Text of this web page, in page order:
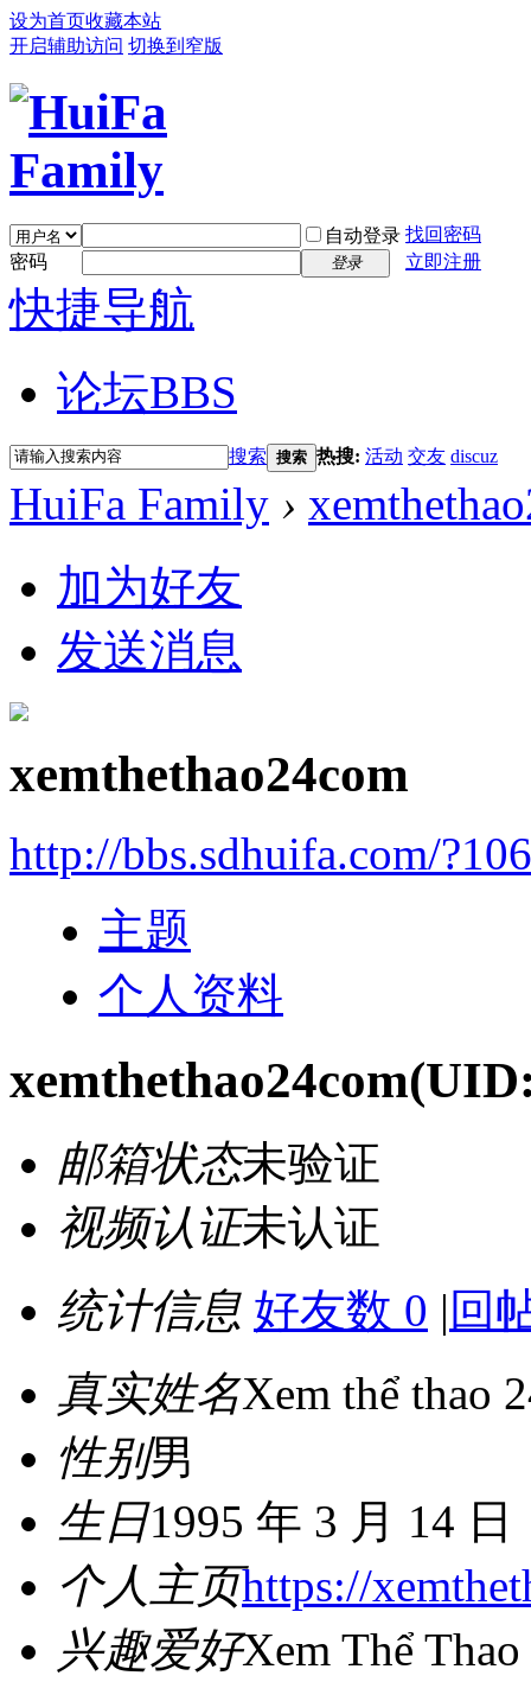
设为首页收藏本站
开启辅助访问 切换到窄版
自动登录 找回密码
密码
登录 立即注册
快捷导航
论坛BBS
搜索 搜索 热搜: 活动 交友 discuz
HuiFa Family ›
加为好友
发送消息
xemthethao24com
http://bbs.sdhuifa.com/
主题
个人资料
xemthethao24com
邮箱状态未验证
视频认证未认证
统计信息 好友数 0 | 回
真实姓名Xem thể thao
性别男
生日1995 年 3 月 14 日
个人主页https://
兴趣爱好Xem Thể